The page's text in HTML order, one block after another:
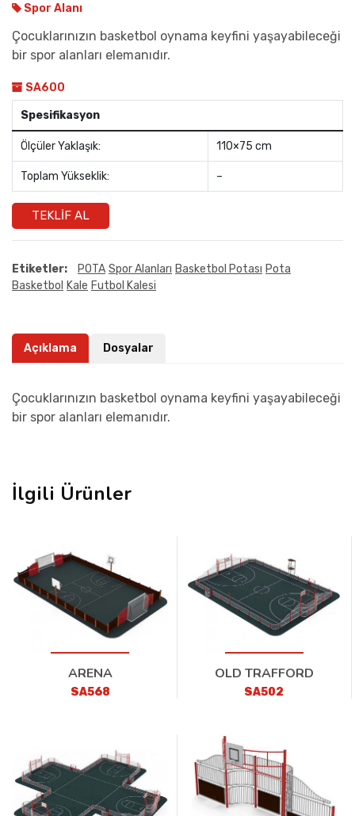
Spor Alanı
Çocuklarınızın basketbol oynama keyfini yaşayabileceği
bir spor alanları elemanıdır.
SA600
Spesifikasyon
Ölçüler Yaklaşık: 110×75 cm
Toplam Yükseklik: –
TEKLIF AL
Etiketler: POTA Spor Alanları Basketbol Potası Pota
Basketbol Kale Futbol Kalesi
Açıklama Dosyalar
Çocuklarınızın basketbol oynama keyfini yaşayabileceği
bir spor alanları elemanıdır.
İlgili Ürünler
ARENA
SA568
OLD TRAFFORD
SA502